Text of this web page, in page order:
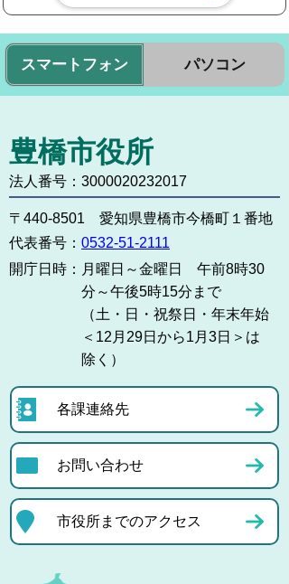
スマートフォン パソコン
豊橋市役所
法人番号：3000020232017
〒440-8501 愛知県豊橋市今橋町１番地
代表番号： 0532-51-2111
開庁日時： 月曜日～金曜日 午前8時30
分～午後5時15分まで
（土・日・祝祭日・年末年始
＜12月29日から1月3日＞は
除く）
各課連絡先
お問い合わせ
市役所までのアクセス